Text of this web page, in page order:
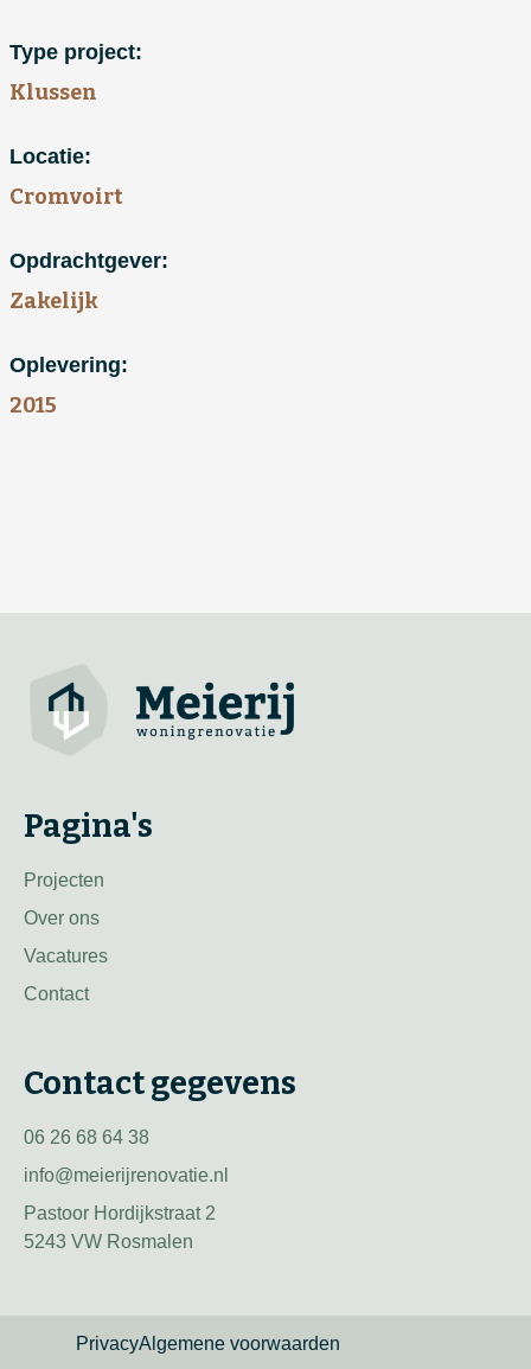
Type project:
Klussen
Locatie:
Cromvoirt
Opdrachtgever:
Zakelijk
Oplevering:
2015
Pagina's
Projecten
Over ons
Vacatures
Contact
Contact gegevens
06 26 68 64 38
info@meierijrenovatie.nl
Pastoor Hordijkstraat 2
5243 VW Rosmalen
PrivacyAlgemene voorwaarden